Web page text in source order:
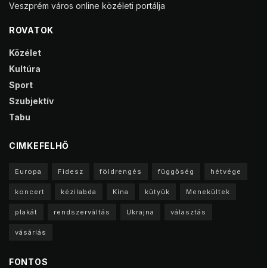
Veszprém város online közéleti portálja
ROVATOK
Közélet
Kultúra
Sport
Szubjektív
Tabu
CIMKEFELHŐ
Europa Fidesz földrengés függőség hétvége
koncert kézilabda Kína kütyük Menekültek
plakát rendszerváltás Ukrajna választás
vásárlás
FONTOS